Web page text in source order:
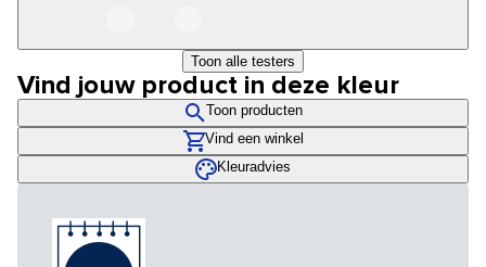
Toon alle testers
Vind jouw product in deze kleur
Toon producten
Vind een winkel
Kleuradvies